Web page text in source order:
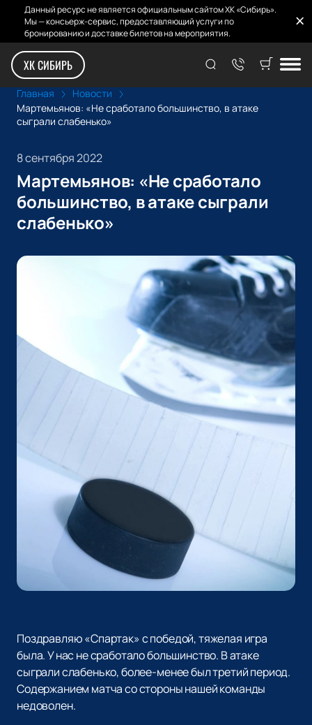
Данный ресурс не является официальным сайтом ХК «Сибирь».
Мы — консьерж-сервис, предоставляющий услуги по
бронированию и доставке билетов на мероприятия.
ХК СИБИРЬ
Главная
Новости
Мартемьянов: «Не сработало большинство, в атаке
сыграли слабенько»
8 сентября 2022
Мартемьянов: «Не сработало
большинство, в атаке сыграли
слабенько»
Поздравляю «Спартак» с победой, тяжелая игра
была. У нас не сработало большинство. В атаке
сыграли слабенько, более-менее был третий период.
Содержанием матча со стороны нашей команды
недоволен.